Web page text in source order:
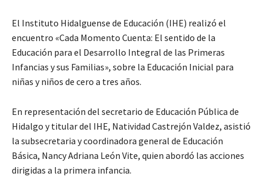
El Instituto Hidalguense de Educación (IHE) realizó el
encuentro «Cada Momento Cuenta: El sentido de la
Educación para el Desarrollo Integral de las Primeras
Infancias y sus Familias», sobre la Educación Inicial para
niñas y niños de cero a tres años.
En representación del secretario de Educación Pública de
Hidalgo y titular del IHE, Natividad Castrejón Valdez, asistió
la subsecretaria y coordinadora general de Educación
Básica, Nancy Adriana León Vite, quien abordó las acciones
dirigidas a la primera infancia.